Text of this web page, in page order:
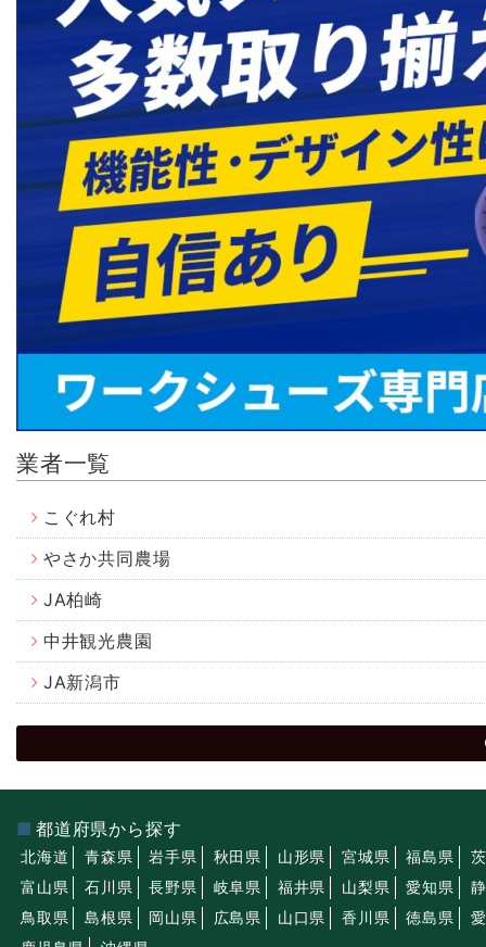
業者一覧
こぐれ村
やさか共同農場
JA柏崎
中井観光農園
JA新潟市
都道府県から探す
北海道 青森県 岩手県 秋田県 山形県 宮城県 福島県
富山県
石川県 長野県 岐阜県 福井県 山梨県 愛知県
鳥取県
島根県 岡山県 広島県 山口県 香川県 徳島県